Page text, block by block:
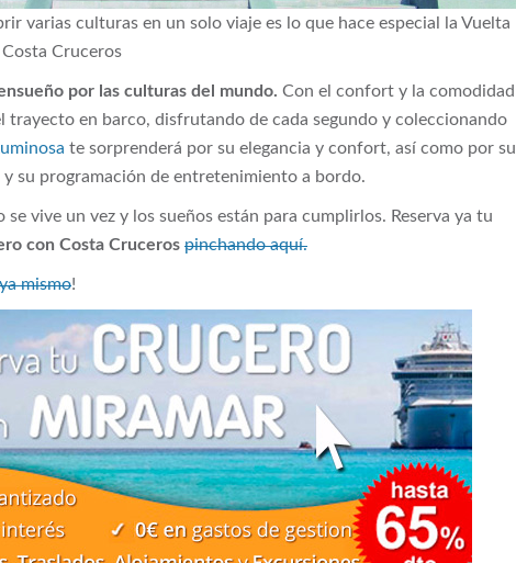
varias culturas en un solo viaje es lo que hace especial la Vuelta
Cruceros
por las culturas del mundo. Con el confort y la comodidad
trayecto en barco, disfrutando de cada segundo y coleccionando
te sorprenderá por su elegancia y confort, así como por su
su programación de entretenimiento a bordo.
se vive un vez y los sueños están para cumplirlos. Reserva ya tu
con Costa Cruceros pinchando aquí.
mismo!